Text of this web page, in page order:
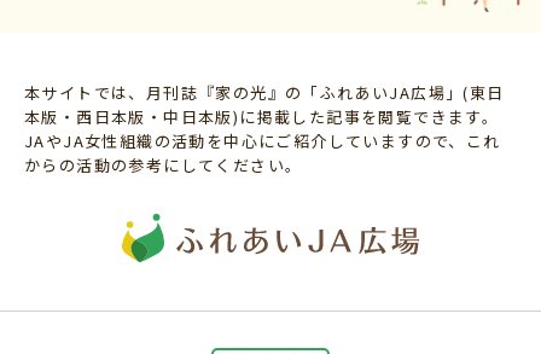
本サイトでは、月刊誌『家の光』の「ふれあいJA広場」(東日
本版・西日本版・中日本版)に掲載した記事を閲覧できます。
JAやJA女性組織の活動を中心にご紹介していますので、これ
からの活動の参考にしてください。